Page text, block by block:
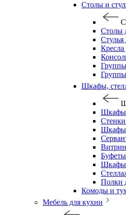
Столы и
Столы
Стулья
Кресла
Шкафы,
Шкафы
Стенки
Шкафы
Шкафы-
Полки
Комоды и
Мебель для кухни